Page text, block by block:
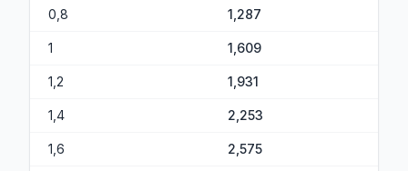
0,8 1,287
1 1,609
1,2 1,931
1,4 2,253
1,6 2,575